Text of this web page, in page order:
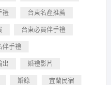
禮 台東名產推薦
台東必買伴手禮
伴手禮
出 婚禮影片
婚錄 宜蘭民宿